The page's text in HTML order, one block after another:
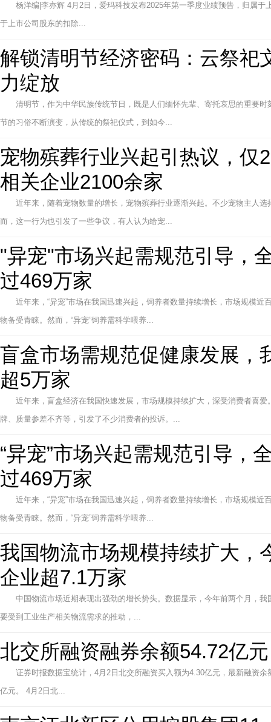
杨洋编|李亦辉 4月2日，爱玛科技发布2025年第一季度业绩预告，归属
于上市公司股东的扣除...
解锁清明节经济密码：云祭祀
力绽放
清明节，作为中华民族传统节日，既是人们缅怀先辈、寄托哀思的重要
节的习俗不断演变，从传统的祭祀仪式，到如今...
宠物殡葬行业兴起引热议，仅
相关企业2100余家
近年来，随着宠物数量的增长，宠物殡葬行业逐渐兴起。不少宠物主人
而，这一行为也引发了一些争议，有人认为给宠...
"异宠"市场兴起需规范引导，
过469万家
近年来，“异宠”市场在我国迅速兴起，饲养者数量持续增长，市场规模
物备受青睐。然而，“异宠”饲养需科学喂养...
盲盒市场需规范促健康发展，
超5万家
近年来，盲盒经济在我国快速发展，市场规模持续扩大，深受消费者喜
牌、质量参差不齐等，引发了不少消费者的投诉。...
“异宠”市场兴起需规范引导，
过469万家
近年来，“异宠”市场在我国迅速兴起，饲养者数量持续增长，市场规模
物备受青睐。然而，“异宠”饲养需科学喂养...
我国物流市场规模持续扩大，
企业超7.1万家
中国物流市场近期表现出强劲的增长势头。数据显示，今年前两个月，
要受到工业生产相关物流需求的推动，...
北交所融资融券余额54.72亿
证券时报数据宝统计，4月2日北交所融资买入额为4.30亿元，最新融资
亿元。 4月2日北...